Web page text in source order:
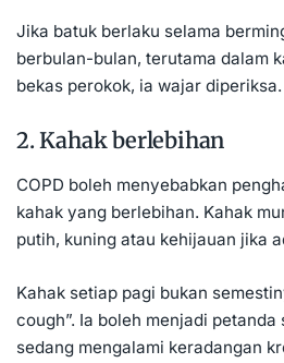
Jika batuk berlaku selama
berbulan-bulan, terutama dalam
bekas perokok, ia wajar diperiksa.
2. Kahak berlebihan
COPD boleh menyebabkan
kahak yang berlebihan. Kahak
putih, kuning atau kehijauan jika
Kahak setiap pagi bukan
cough”. Ia boleh menjadi
sedang mengalami keradangan